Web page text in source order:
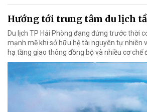
Hướng tới trung tâm du lịch
Du lịch TP Hải Phòng đang đứng trước thời
mạnh mẽ khi sở hữu hệ tài nguyên tự nhiên
hạ tầng giao thông đồng bộ và nhiều cơ chế